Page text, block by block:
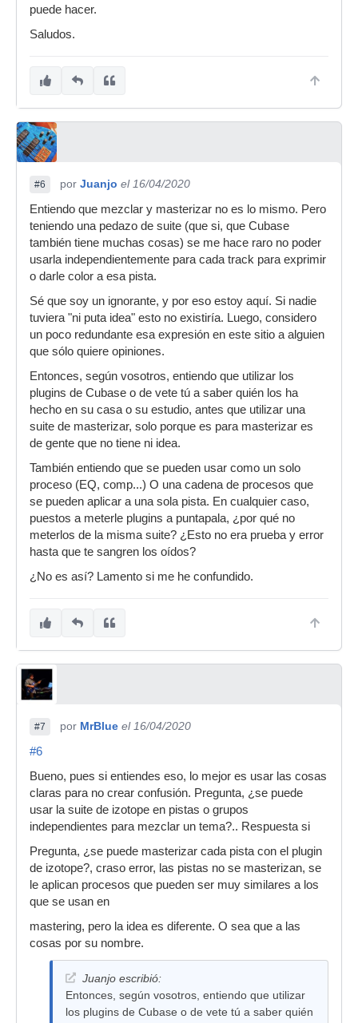
puede hacer.
Saludos.
#6 por Juanjo el 16/04/2020
Entiendo que mezclar y masterizar no es lo mismo. Pero
teniendo una pedazo de suite (que si, que Cubase
también tiene muchas cosas) se me hace raro no poder
usarla independientemente para cada track para exprimir
o darle color a esa pista.
Sé que soy un ignorante, y por eso estoy aquí. Si nadie
tuviera "ni puta idea" esto no existiría. Luego, considero
un poco redundante esa expresión en este sitio a alguien
que sólo quiere opiniones.
Entonces, según vosotros, entiendo que utilizar los
plugins de Cubase o de vete tú a saber quién los ha
hecho en su casa o su estudio, antes que utilizar una
suite de masterizar, solo porque es para masterizar es
de gente que no tiene ni idea.
También entiendo que se pueden usar como un solo
proceso (EQ, comp...) O una cadena de procesos que
se pueden aplicar a una sola pista. En cualquier caso,
puestos a meterle plugins a puntapala, ¿por qué no
meterlos de la misma suite? ¿Esto no era prueba y error
hasta que te sangren los oídos?
¿No es así? Lamento si me he confundido.
#7 por MrBlue el 16/04/2020
#6
Bueno, pues si entiendes eso, lo mejor es usar las cosas
claras para no crear confusión. Pregunta, ¿se puede
usar la suite de izotope en pistas o grupos
independientes para mezclar un tema?.. Respuesta si
Pregunta, ¿se puede masterizar cada pista con el plugin
de izotope?, craso error, las pistas no se masterizan, se
le aplican procesos que pueden ser muy similares a los
que se usan en
mastering, pero la idea es diferente. O sea que a las
cosas por su nombre.
Juanjo escribió:
Entonces, según vosotros, entiendo que utilizar
los plugins de Cubase o de vete tú a saber quién